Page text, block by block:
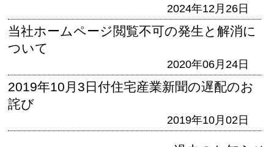
2024年12月26日
当社ホームページ閲覧不可の発生と解消に
ついて
2020年06月24日
2019年10月3日付住宅産業新聞の遅配のお
詫び
2019年10月02日